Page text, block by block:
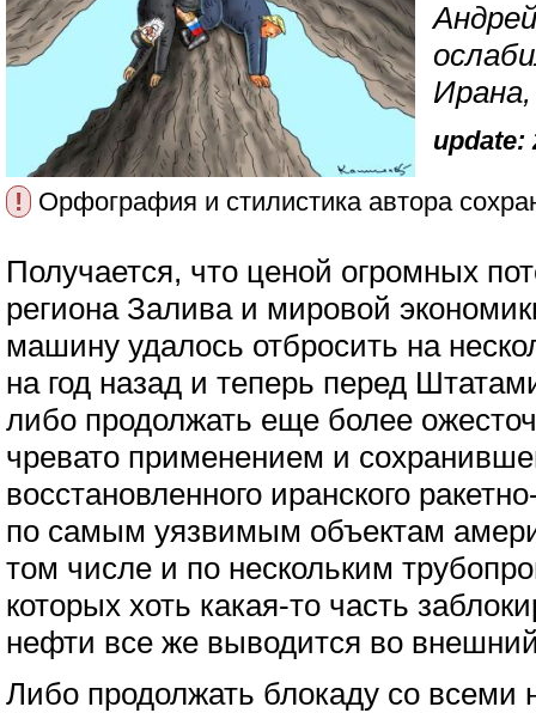
update:
! Орфография и стилистика автора
Получается, что ценой огромных
региона Залива и мировой
машину удалось отбросить на
на год назад и теперь перед
либо продолжать еще более
чревато применением и
восстановленного иранского
по самым уязвимым объектам
том числе и по нескольким
которых хоть какая-то часть
нефти все же выводится во
Либо продолжать блокаду со